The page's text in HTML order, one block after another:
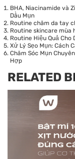
BHA, Niacinamide và
Dầu Mụn
Routine chăm da tay
Routine skincare mùa
Routine Hiệu Quả Cho
Xử Lý Sẹo Mụn: Cách
Chăm Sóc Mụn
Hợp
RELATED